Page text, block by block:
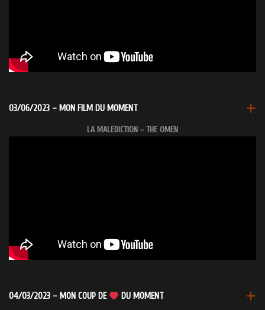
03/06/2023 – MON FILM DU MOMENT
LA MALEDICTION – THE OMEN
04/03/2023 – MON COUP DE DU MOMENT